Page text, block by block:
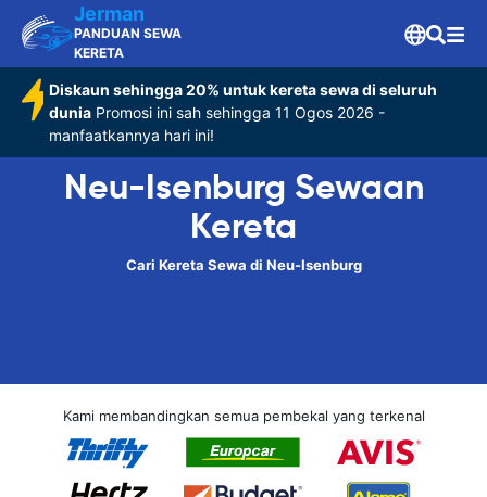
Jerman
PANDUAN SEWA
KERETA
Diskaun sehingga 20% untuk kereta sewa di seluruh
dunia Promosi ini sah sehingga 11 Ogos 2026 -
manfaatkannya hari ini!
Neu-Isenburg Sewaan
Kereta
Cari Kereta Sewa di Neu-Isenburg
Kami membandingkan semua pembekal yang terkenal